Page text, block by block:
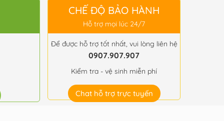
CHẾ ĐỘ BẢO HÀNH
Hỗ trợ mọi lúc 24/7
Để được hỗ trợ tốt nhất, vui lòng liên hệ
0907.907.907
Kiểm tra - vệ sinh miễn phí
Chat hỗ trợ trực tuyến